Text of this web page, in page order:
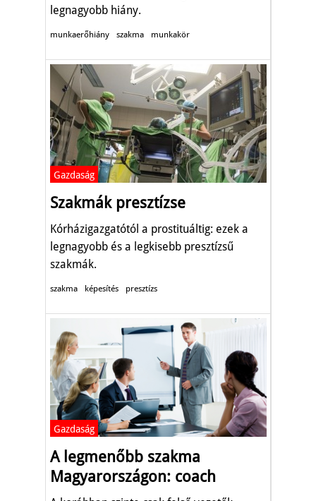
legnagyobb hiány.
munkaerőhiány szakma munkakör
Gazdaság
Szakmák presztízse
Kórházigazgatótól a prostituáltig: ezek a
legnagyobb és a legkisebb presztízsű
szakmák.
szakma képesítés presztízs
Gazdaság
A legmenőbb szakma
Magyarországon: coach